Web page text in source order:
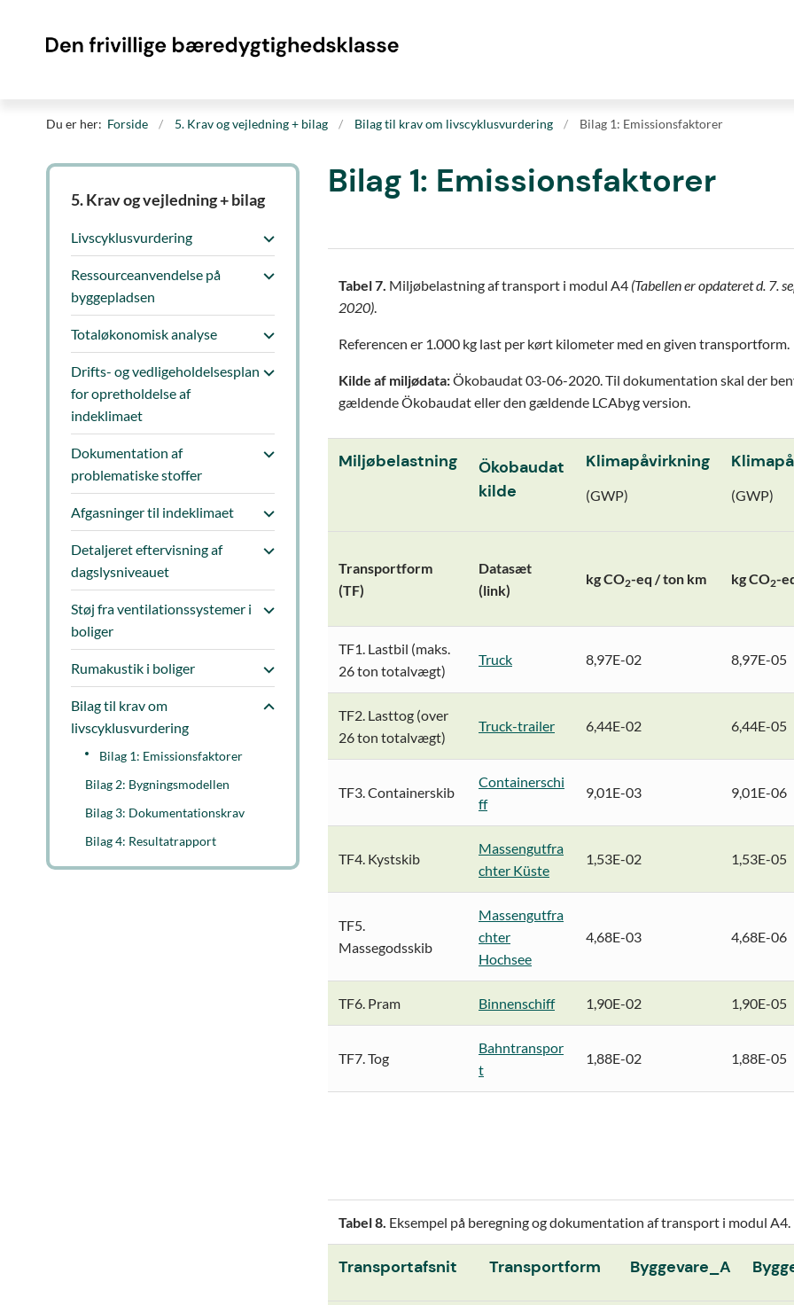
Du er her: Forside 5. Krav og vejledning + bilag Bilag til krav om livscyklusvurdering Bilag 1: Emissionsfaktorer
5. Krav og vejledning + bilag
Livscyklusvurdering
Ressourceanvendelse på
byggepladsen
Totaløkonomisk analyse
Drifts- og vedligeholdelsesplan
for opretholdelse af
indeklimaet
Dokumentation af
problematiske stoffer
Afgasninger til indeklimaet
Detaljeret eftervisning af
dagslysniveauet
Støj fra ventilationssystemer i
boliger
Rumakustik i boliger
Bilag til krav om
livscyklusvurdering
Bilag 1: Emissionsfaktorer
Bilag 2: Bygningsmodellen
Bilag 3: Dokumentationskrav
Bilag 4: Resultatrapport
Bilag 1: Emissionsfaktorer
Tabel 7. Miljøbelastning af transport i modul A4 (Tabellen er opdateret d. 7.
2020).
Referencen er 1.000 kg last per kørt kilometer med en given transportform.
Kilde af miljødata:Ökobaudat 03-06-2020. Til dokumentation skal der
gældende Ökobaudat eller den gældende LCAbyg version.
Miljøbelastning
Ökobaudat
kilde
Klimapåvirkning
(GWP) (GWP)
Transportform
(TF)
Datasæt
(link)
kg CO2-eq / ton km kg CO2-
TF1. Lastbil (maks.
26 ton totalvægt)
Truck 8,97E-02 8,97E-05
TF2. Lasttog (over
26 ton totalvægt)
Truck-trailer 6,44E-02 6,44E-05
TF3. Containerskib
Containerschi
ff
9,01E-03 9,01E-06
TF4. Kystskib
Massengutfra
chter Küste
1,53E-02 1,53E-05
TF5.
Massegodsskib
Massengutfra
chter
Hochsee
4,68E-03 4,68E-06
TF6. Pram Binnenschiff 1,90E-02 1,90E-05
TF7. Tog
Bahntranspor
t
1,88E-02 1,88E-05
Tabel 8. Eksempel på beregning og dokumentation af transport i modul A4.
Transportafsnit Transportform Byggevare_A